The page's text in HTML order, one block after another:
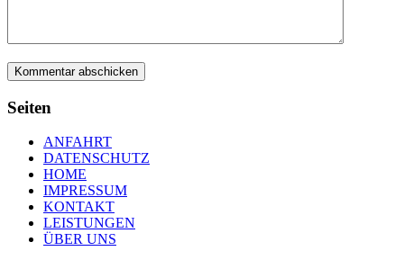
Seiten
ANFAHRT
DATENSCHUTZ
HOME
IMPRESSUM
KONTAKT
LEISTUNGEN
ÜBER UNS